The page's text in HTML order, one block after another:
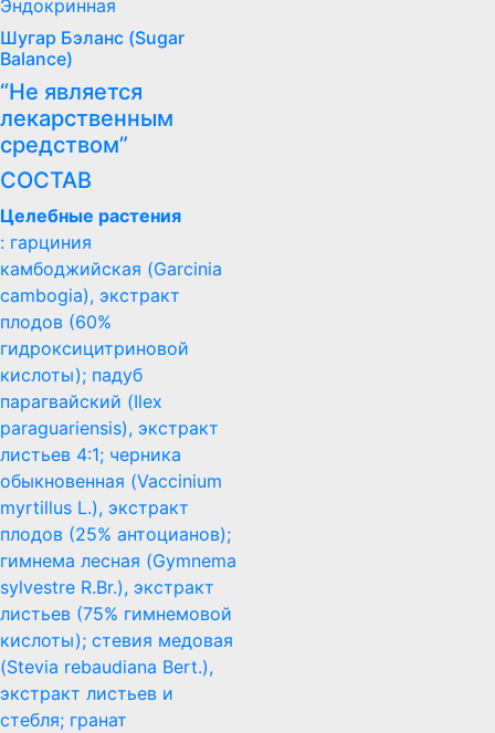
Эндокринная
Шугар Бэланс (Sugar
Balance)
“Не является
лекарственным
средством”
СОСТАВ
Целебные растения
: гарциния
камбоджийская (Garcinia
cambogia), экстракт
плодов (60%
гидроксицитриновой
кислоты); падуб
парагвайский (Ilex
paraguariensis), экстракт
листьев 4:1; черника
обыкновенная (Vaccinium
myrtillus L.), экстракт
плодов (25% антоцианов);
гимнема лесная (Gymnema
sylvestre R.Br.), экстракт
листьев (75% гимнемовой
кислоты); стевия медовая
(Stevia rebaudiana Bert.),
экстракт листьев и
стебля; гранат